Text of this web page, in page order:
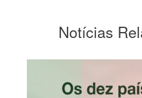
Notícias